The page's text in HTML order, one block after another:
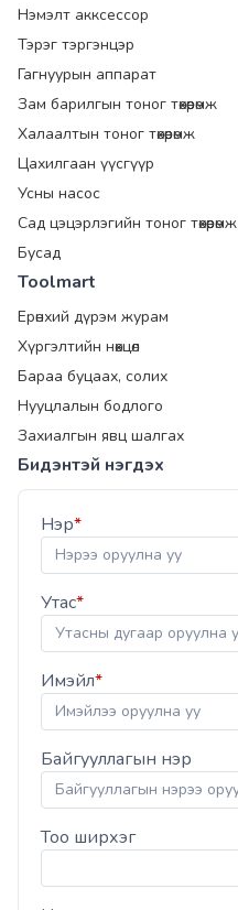
Нэмэлт акксессор
Тэрэг тэргэнцэр
Гагнуурын аппарат
Зам барилгын тоног төхөөрөмж
Халаалтын тоног төхөөрөмж
Цахилгаан үүсгүүр
Усны насос
Сад цэцэрлэгийн тоног төхөөрөмж
Бусад
Toolmart
Ерөнхий дүрэм журам
Хүргэлтийн нөхцөл
Бараа буцаах, солих
Нууцлалын бодлого
Захиалгын явц шалгах
Бидэнтэй нэгдэх
Нэр*
Утас*
Имэйл*
Байгууллагын нэр
Тоо ширхэг